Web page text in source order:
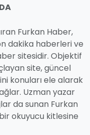
Furkan Haber,
dakika haberleri ve
sitesidir. Objektif
site, güncel
konuları ele alarak
Uzman yazar
da sunan Furkan
okuyucu kitlesine